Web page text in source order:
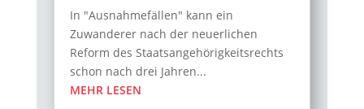
In "Ausnahmefällen" kann ein
Zuwanderer nach der neuerlichen
Reform des Staatsangehörigkeitsrechts
schon nach drei Jahren...
MEHR LESEN